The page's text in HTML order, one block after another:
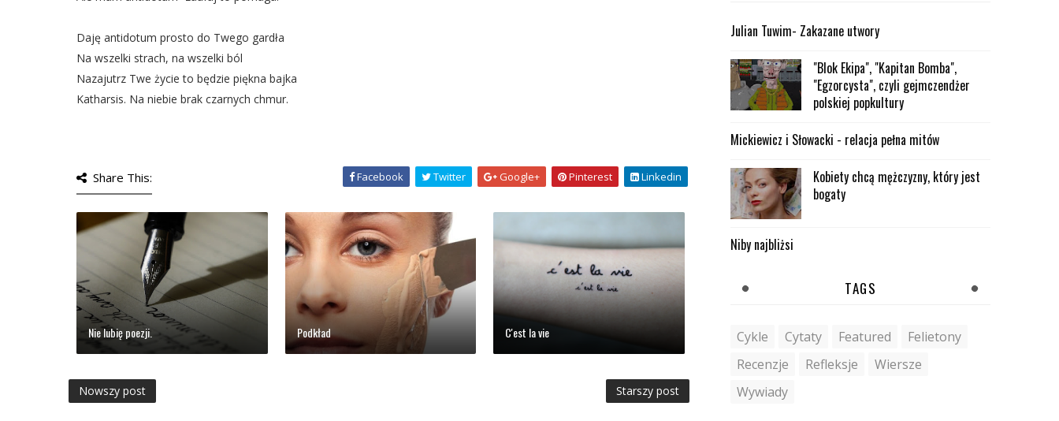
Daję antidotum prosto do Twego gardła
Na wszelki strach, na wszelki ból
Nazajutrz Twe życie to będzie piękna bajka
Katharsis. Na niebie brak czarnych chmur.
Share This: Facebook Twitter Google+ Pinterest Linkedin
Nie lubię poezji. Podkład C'est la vie
Nowszy post Starszy post
Julian Tuwim- Zakazane utwory
"Blok Ekipa", "Kapitan Bomba",
"Egzorcysta", czyli gejmczendżer
polskiej popkultury
Mickiewicz i Słowacki - relacja pełna mitów
Kobiety chcą mężczyzny, który jest
bogaty
Niby najbliżsi
TAGS
Cykle Cytaty Featured
Felietony
Recenzje
Refleksje
Wiersze
Wywiady